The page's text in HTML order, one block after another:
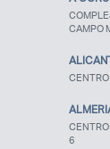
CAMPO
6